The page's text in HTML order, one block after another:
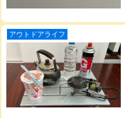
アウトドアライフ